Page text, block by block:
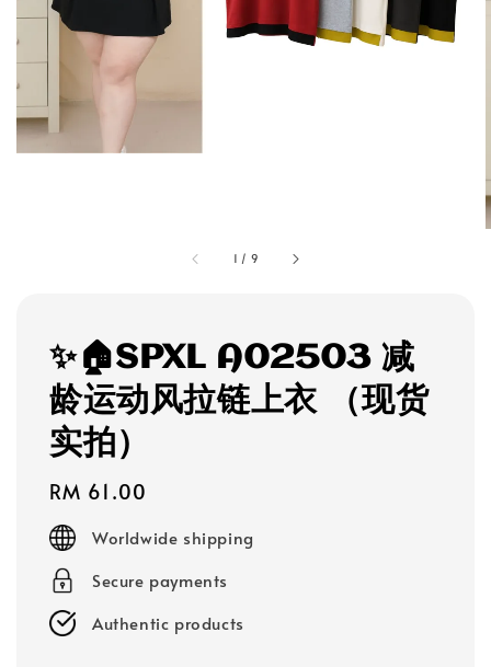
1 / 9
✨🏠SPXL A02503 减
龄运动风拉链上衣 （现货
实拍）
Regular
price
RM 61.00
Worldwide shipping
Secure payments
Authentic products